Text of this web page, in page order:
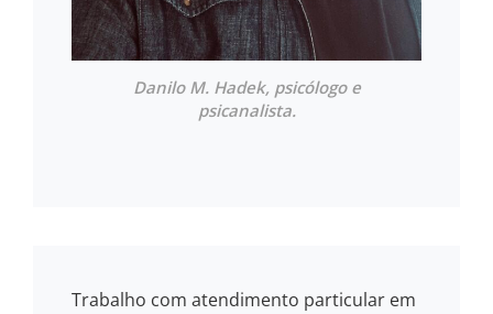
Danilo M. Hadek, psicólogo e
psicanalista.
Trabalho com atendimento particular em